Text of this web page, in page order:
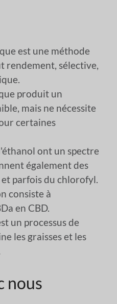
est une méthode
rendement, sélective,
produit un
mais ne nécessite
certaines
ont un spectre
également des
et parfois du chlorofyl.
consiste à
en CBD.
un processus de
les graisses et les
nous